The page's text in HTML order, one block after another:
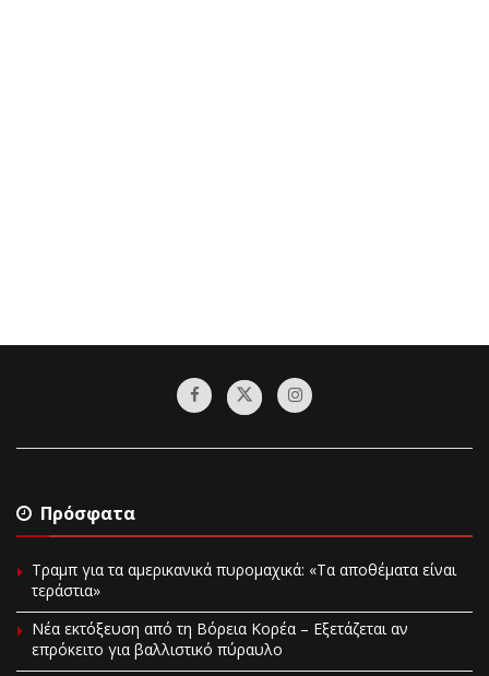
Πρόσφατα
Τραμπ για τα αμερικανικά πυρομαχικά: «Τα αποθέματα είναι
τεράστια»
Νέα εκτόξευση από τη Βόρεια Κορέα – Εξετάζεται αν
επρόκειτο για βαλλιστικό πύραυλο